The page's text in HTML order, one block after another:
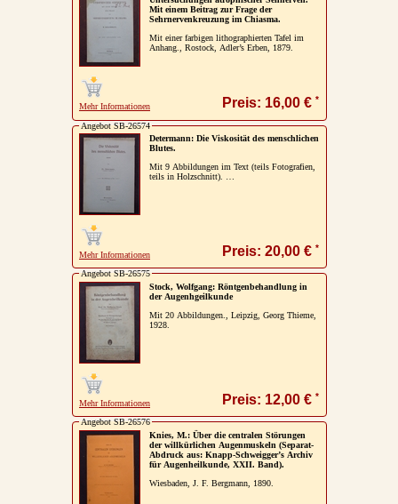
Mit einem Beitrag zur Frage der
Sehrnervenkreuzung im Chiasma.
Mit einer farbigen lithographierten Tafel im
Anhang., Rostock, Adler’s Erben, 1879.
Mehr Informationen Preis: 16,00 € *
Angebot SB-26574
Determann: Die Viskosität des menschlichen
Blutes.
Mit 9 Abbildungen im Text (teils Fotografien,
Mehr Informationen Preis: 20,00 € *
Angebot SB-26575
Stock, Wolfgang: Röntgenbehandlung in
der Augenhgeilkunde
Mit 20 Abbildungen., Leipzig, Georg Thieme,
1928.
Mehr Informationen Preis: 12,00 € *
Angebot SB-26576
Knies, M.: Über die centralen Störungen
der willkürlichen Augenmuskeln (Separat-
Abdruck aus: Knapp-Schweigger’s Archiv
für Augenheilkunde, XXII. Band).
Wiesbaden, J. F. Bergmann, 1890.